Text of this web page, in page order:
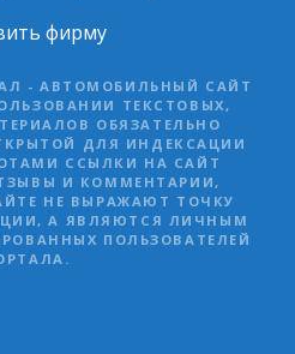
фирму
- АВТОМОБИЛЬНЫЙ САЙТ
ТЕКСТОВЫХ,
ОБЯЗАТЕЛЬНО
ДЛЯ ИНДЕКСАЦИИ
ССЫЛКИ НА САЙТ
И КОММЕНТАРИИ,
НЕ ВЫРАЖАЮТ ТОЧКУ
А ЯВЛЯЮТСЯ ЛИЧНЫМ
ПОЛЬЗОВАТЕЛЕЙ